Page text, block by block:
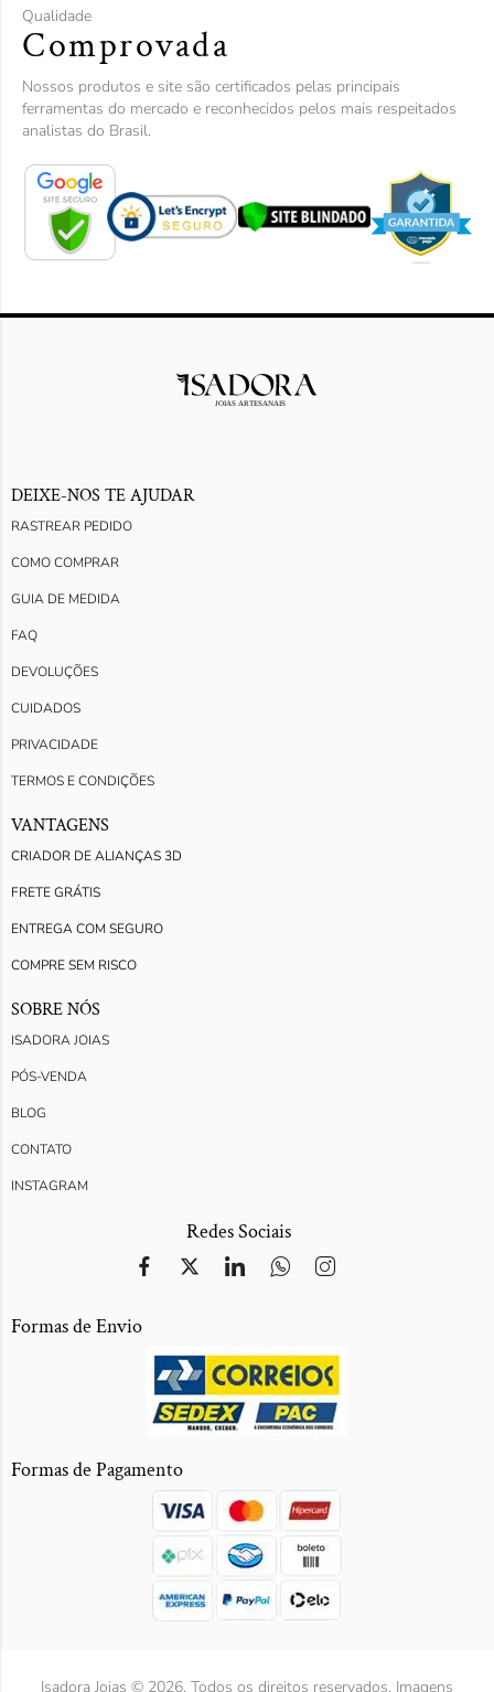
Qualidade
Comprovada
Nossos produtos e site são certificados pelas principais
ferramentas do mercado e reconhecidos pelos mais respeitados
analistas do Brasil.
DEIXE-NOS TE AJUDAR
RASTREAR PEDIDO
COMO COMPRAR
GUIA DE MEDIDA
FAQ
DEVOLUÇÕES
CUIDADOS
PRIVACIDADE
TERMOS E CONDIÇÕES
VANTAGENS
CRIADOR DE ALIANÇAS 3D
FRETE GRÁTIS
ENTREGA COM SEGURO
COMPRE SEM RISCO
SOBRE NÓS
ISADORA JOIAS
PÓS-VENDA
BLOG
CONTATO
INSTAGRAM
Redes Sociais
Formas de Envio
Formas de Pagamento
Isadora Joias © 2026. Todos os direitos reservados. Imagens